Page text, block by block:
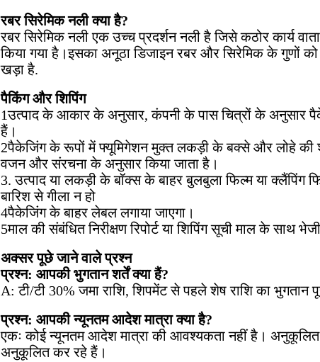
रबर सिरेमिक नली क्या है?
रबर सिरेमिक नली एक उच्च प्रदर्शन नली है जिसे कठोर कार्य
किया गया है।इसका अनूठा डिजाइन रबर और सिरेमिक के गुणों को
खड़ा है.
पैकिंग और शिपिंग
1उत्पाद के आकार के अनुसार, कंपनी के पास चित्रों के अनुसार
हैं।
2पैकेजिंग के रूपों में फ्यूमिगेशन मुक्त लकड़ी के बक्से और लोहे की
वजन और संरचना के अनुसार किया जाता है।
3. उत्पाद या लकड़ी के बॉक्स के बाहर बुलबुला फिल्म या
बारिश से गीला न हो
4पैकेजिंग के बाहर लेबल लगाया जाएगा।
5माल की संबंधित निरीक्षण रिपोर्ट या शिपिंग सूची माल के साथ
अक्सर पूछे जाने वाले प्रश्न
प्रश्न: आपकी भुगतान शर्तें क्या हैं?
A: टी/टी 30% जमा राशि, शिपमेंट से पहले शेष राशि का भुगतान
प्रश्न: आपकी न्यूनतम आदेश मात्रा क्या है?
एकः कोई न्यूनतम आदेश मात्रा की आवश्यकता नहीं है। अनुकूलित
अनुकूलित कर रहे हैं।